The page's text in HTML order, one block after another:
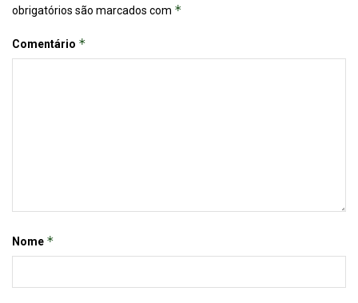
obrigatórios são marcados com *
Comentário *
Nome *